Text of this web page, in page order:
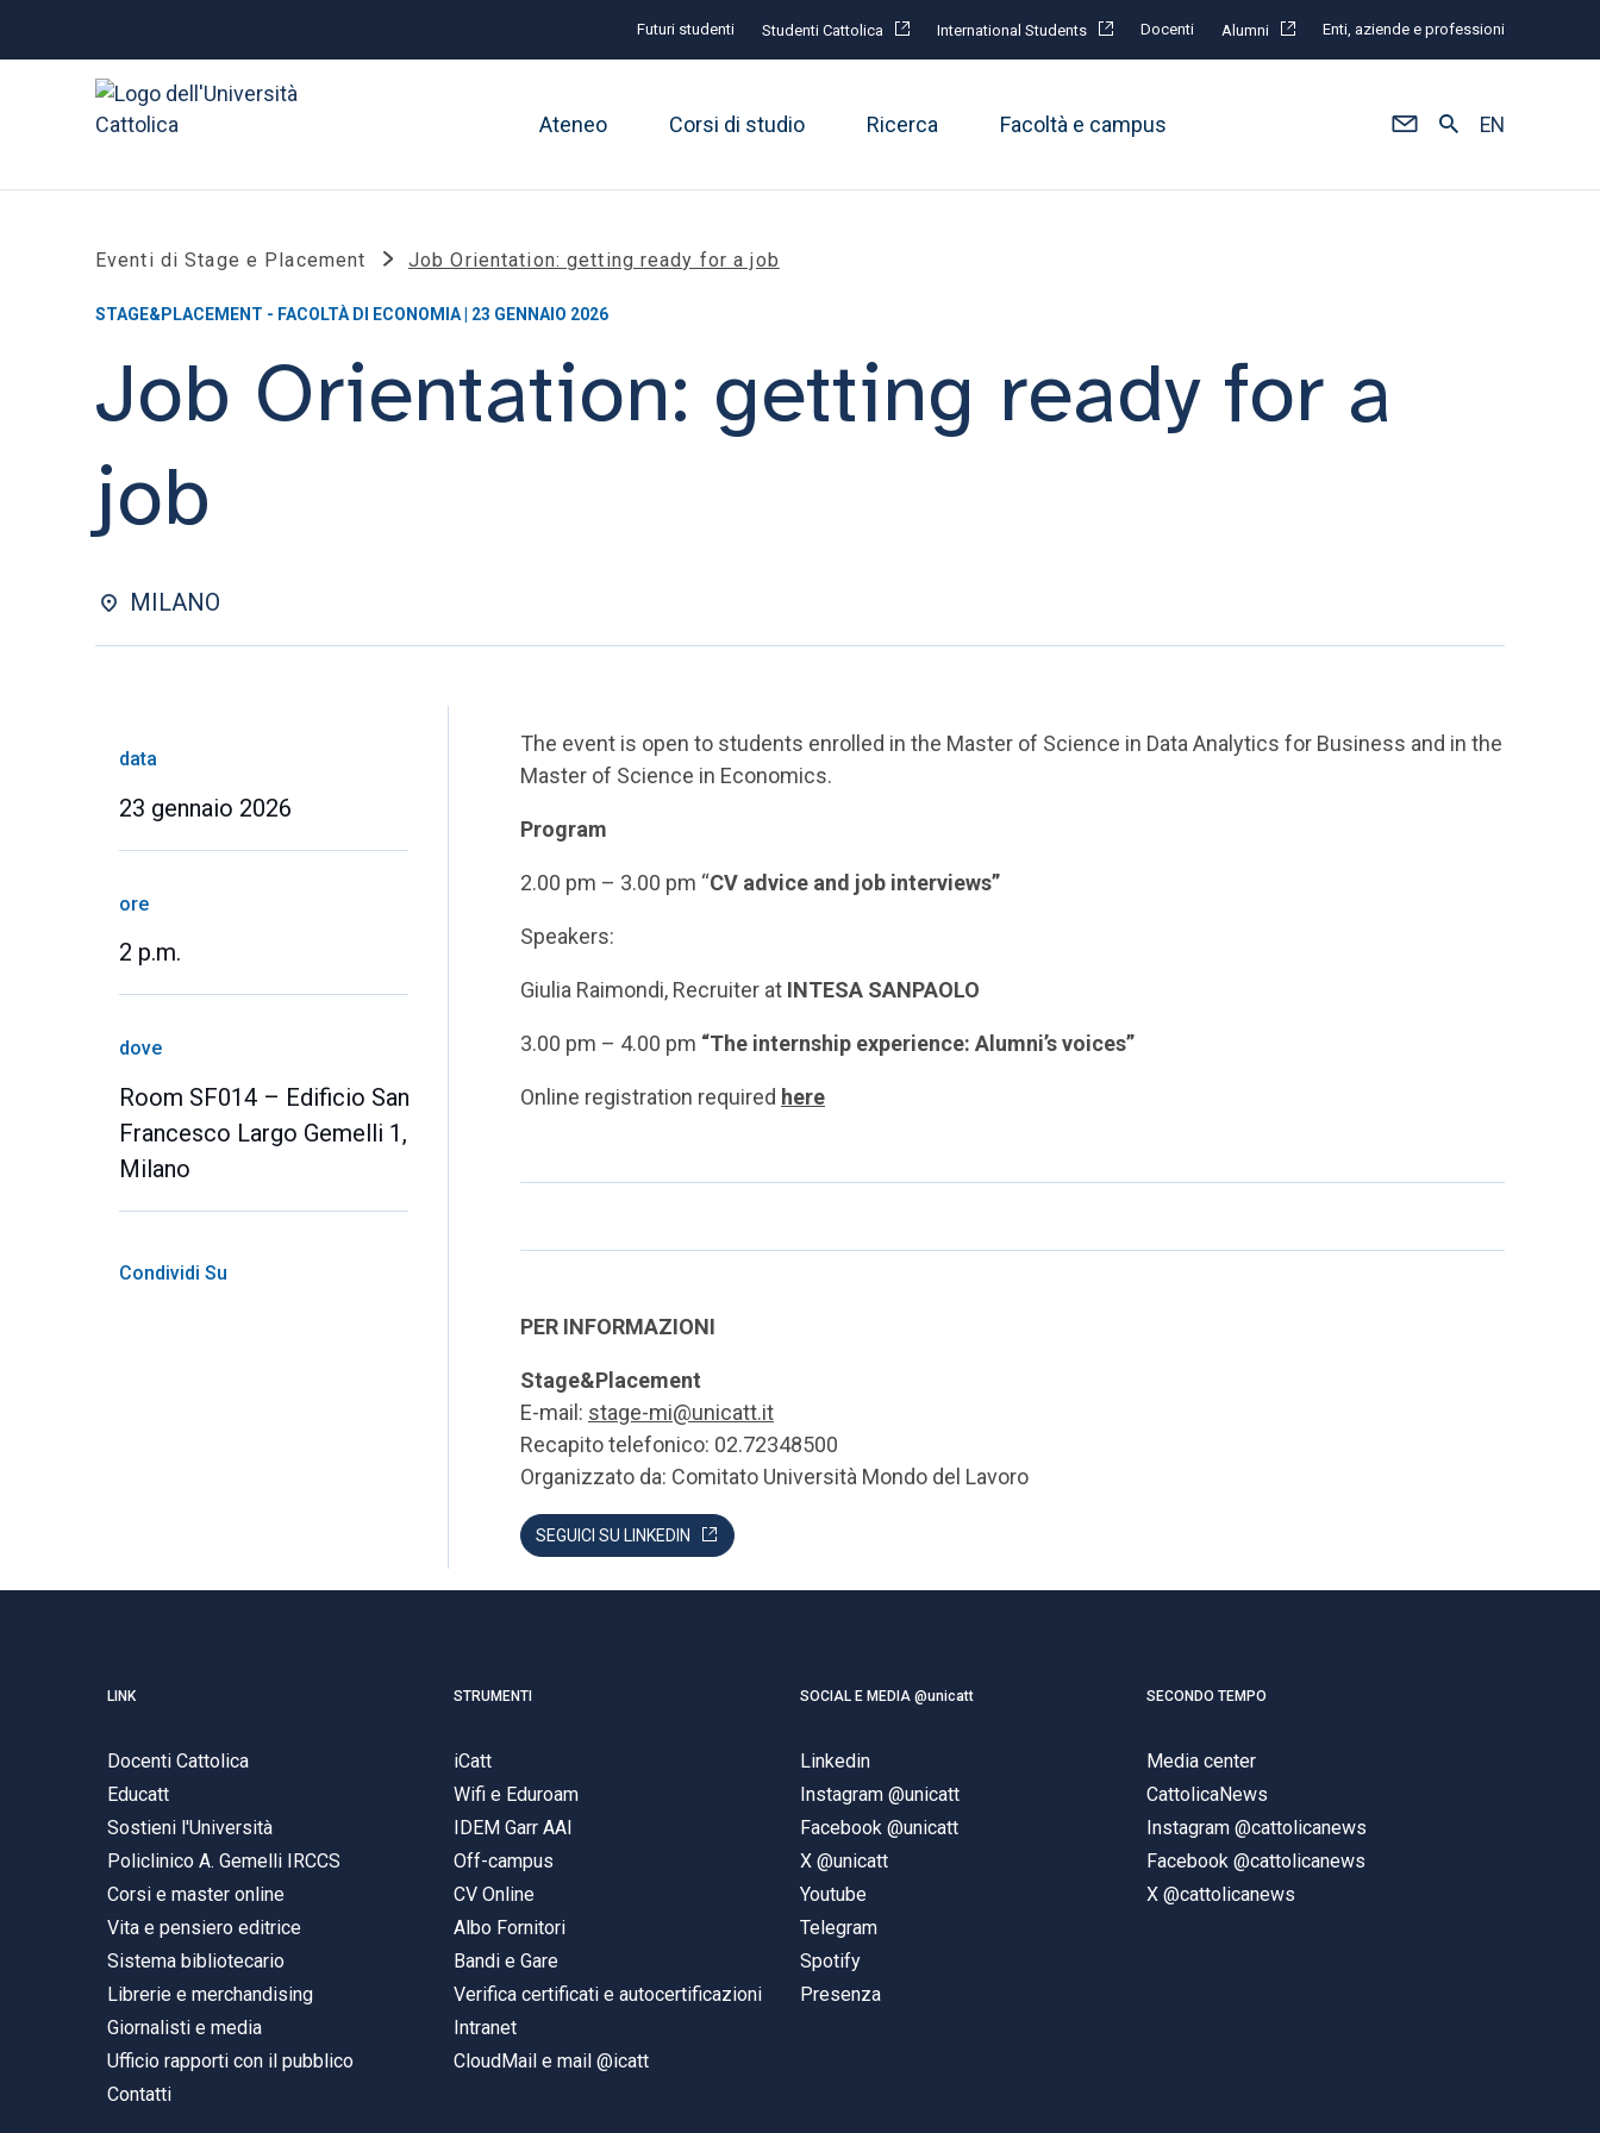
Futuri studenti Studenti Cattolica International Students Docenti Alumni Enti, aziende e professioni
Ateneo Corsi di studio Ricerca Facoltà e campus EN
Eventi di Stage e Placement Job Orientation: getting ready for a job
STAGE&PLACEMENT - FACOLTÀ DI ECONOMIA | 23 GENNAIO 2026
Job Orientation: getting ready for a
job
MILANO
data
23 gennaio 2026
ore
2 p.m.
dove
Room SF014 – Edificio San
Francesco Largo Gemelli 1,
Milano
Condividi Su
The event is open to students enrolled in the Master of Science in Data Analytics for Business and in the
Master of Science in Economics.
Program
2.00 pm – 3.00 pm “CV advice and job interviews”
Speakers:
Giulia Raimondi, Recruiter at INTESA SANPAOLO
3.00 pm – 4.00 pm “The internship experience: Alumni’s voices”
Online registration required here
PER INFORMAZIONI
Stage&Placement
E-mail: stage-mi@unicatt.it
Recapito telefonico: 02.72348500
Organizzato da: Comitato Università Mondo del Lavoro
SEGUICI SU LINKEDIN
LINK
Docenti Cattolica
Educatt
Sostieni l'Università
Policlinico A. Gemelli IRCCS
Corsi e master online
Vita e pensiero editrice
Sistema bibliotecario
Librerie e merchandising
Giornalisti e media
Ufficio rapporti con il pubblico
Contatti
STRUMENTI
iCatt
Wifi e Eduroam
IDEM Garr AAI
Off-campus
CV Online
Albo Fornitori
Bandi e Gare
Verifica certificati e autocertificazioni
Intranet
CloudMail e mail @icatt
SOCIAL E MEDIA @unicatt
Linkedin
Instagram @unicatt
Facebook @unicatt
X @unicatt
Youtube
Telegram
Spotify
Presenza
SECONDO TEMPO
Media center
CattolicaNews
Instagram @cattolicanews
Facebook @cattolicanews
X @cattolicanews